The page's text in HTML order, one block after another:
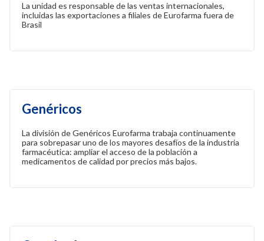
La unidad es responsable de las ventas internacionales,
incluidas las exportaciones a filiales de Eurofarma fuera de
Brasil
Genéricos
La división de Genéricos Eurofarma trabaja continuamente
para sobrepasar uno de los mayores desafíos de la industria
farmacéutica: ampliar el acceso de la población a
medicamentos de calidad por precios más bajos.